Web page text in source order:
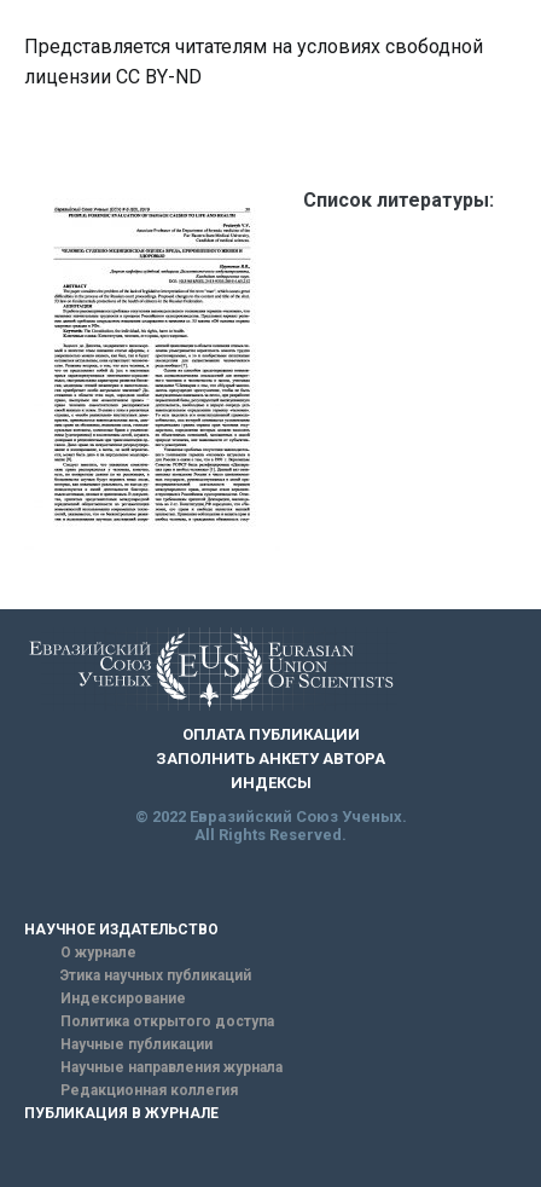
Представляется читателям на условиях свободной
лицензии CC BY-ND
Список литературы:
ОПЛАТА ПУБЛИКАЦИИ
ЗАПОЛНИТЬ АНКЕТУ АВТОРА
ИНДЕКСЫ
© 2022 Евразийский Союз Ученых.
All Rights Reserved.
НАУЧНОЕ ИЗДАТЕЛЬСТВО
О журнале
Этика научных публикаций
Индексирование
Политика открытого доступа
Научные публикации
Научные направления журнала
Редакционная коллегия
ПУБЛИКАЦИЯ В ЖУРНАЛЕ